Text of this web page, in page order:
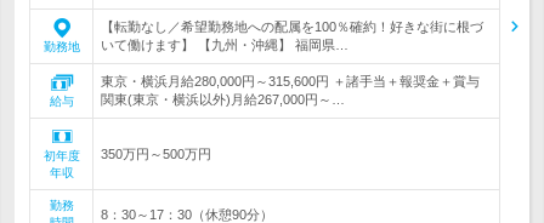
勤務地
【転勤なし／希望勤務地への配属を100％確約！好きな街に根づ
いて働けます】 【九州・沖縄】 福岡県…
給与
東京・横浜月給280,000円～315,600円 ＋諸手当＋報奨金＋賞与
関東(東京・横浜以外)月給267,000円～…
初年度
年収
350万円～500万円
勤務
8：30～17：30（休憩90分）